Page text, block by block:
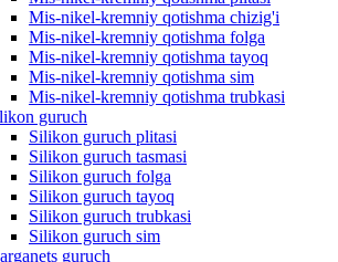
Mis-nikel-kremniy qotishma chizig'i
Mis-nikel-kremniy qotishma folga
Mis-nikel-kremniy qotishma tayoq
Mis-nikel-kremniy qotishma sim
Mis-nikel-kremniy qotishma trubkasi
guruch
Silikon guruch plitasi
Silikon guruch tasmasi
Silikon guruch folga
Silikon guruch tayoq
Silikon guruch trubkasi
Silikon guruch sim
guruch